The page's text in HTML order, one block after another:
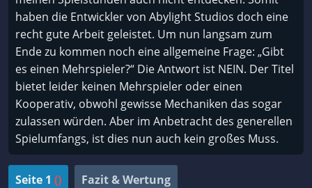
haben die Entwickler von Abylight Studios doch eine
recht gute Arbeit geleistet. Um nun langsam zum
Ende zu kommen noch eine allgemeine Frage: „Gibt
es einen Mehrspieler?“ Die Antwort ist NEIN. Der Titel
bietet leider keinen Mehrspieler oder einen
Kooperativ, obwohl gewisse Mechaniken das sogar
zulassen würden. Aber im Anbetracht des generellen
Spielumfangs, ist dies nun auch kein großes Muss.
Seite 1 () Fazit & Wertung